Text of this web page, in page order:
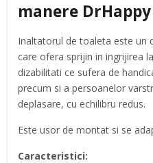
manere DrHappy
Inaltatorul de toaleta este un
care ofera sprijin in ingrijirea
dizabilitati ce sufera de
precum si a persoanelor
deplasare, cu echilibru redus.
Este usor de montat si se
Caracteristici: